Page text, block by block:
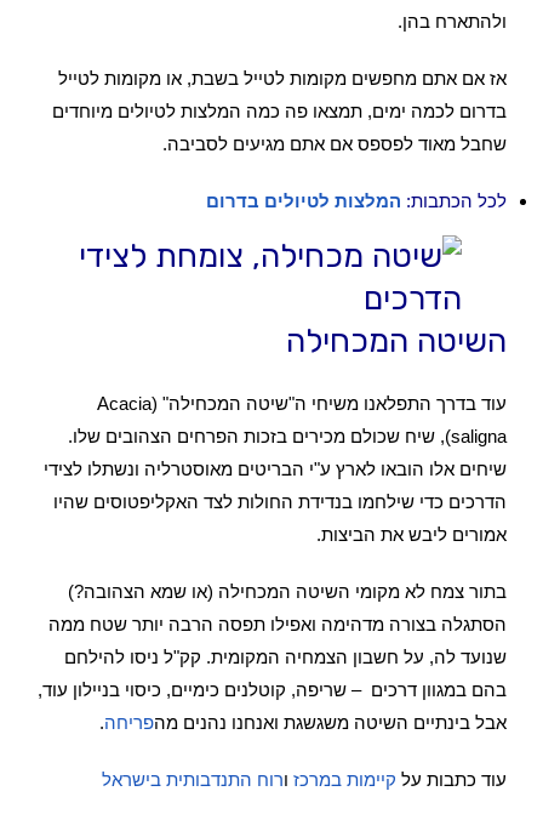
ולהתארח בהן.
אז אם אתם מחפשים מקומות לטייל בשבת, או מקומות לטייל
בדרום לכמה ימים, תמצאו פה כמה המלצות לטיולים מיוחדים
שחבל מאוד לפספס אם אתם מגיעים לסביבה.
לכל הכתבות: המלצות לטיולים בדרום
השיטה המכחילה
עוד בדרך התפלאנו משיחי ה"שיטה המכחילה" (Acacia
saligna), שיח שכולם מכירים בזכות הפרחים הצהובים שלו.
שיחים אלו הובאו לארץ ע"י הבריטים מאוסטרליה ונשתלו לצידי
הדרכים כדי שילחמו בנדידת החולות לצד האקליפטוסים שהיו
אמורים ליבש את הביצות.
בתור צמח לא מקומי השיטה המכחילה (או שמא הצהובה?)
הסתגלה בצורה מדהימה ואפילו תפסה הרבה יותר שטח ממה
שנועד לה, על חשבון הצמחיה המקומית. קק"ל ניסו להילחם
בהם במגוון דרכים – שריפה, קוטלנים כימיים, כיסוי בניילון עוד,
אבל בינתיים השיטה משגשגת ואנחנו נהנים מהפריחה.
עוד כתבות על קיימות במרכז ורוח התנדבותית בישראל